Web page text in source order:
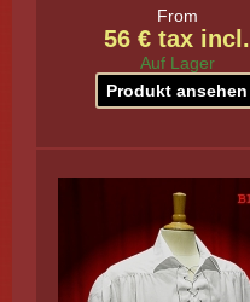
From
56 € tax incl.
Auf Lager
Produkt ansehen